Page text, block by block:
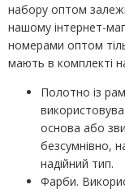
набору оптом
нашому інтернет-
номерами оптом
мають в комплекті
Полотно із
основа або
безсумнівно,
надійний тип.
Фарби.